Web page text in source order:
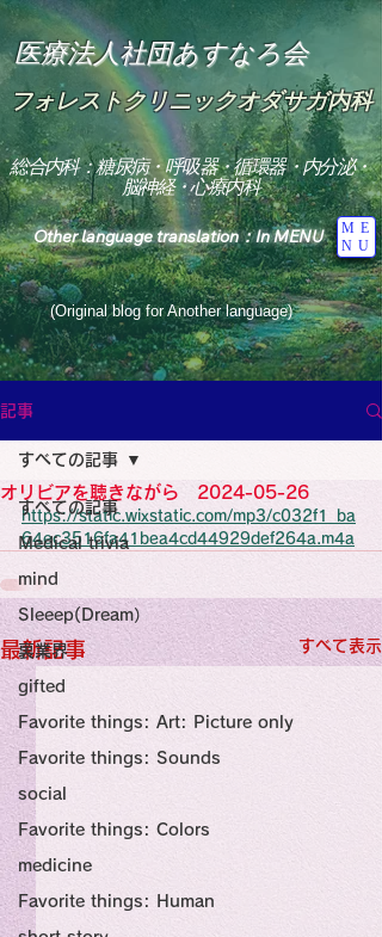
医療法人社団あすなろ会
フォレストクリニックオダサガ内科
Other language translation：In MENU
ME
NU
総合内科：糖尿病・呼吸器・循環器・内分泌・
脳神経・心療内科
(Original blog for Another language)
Heavens: Beyond the Universe: The World
the God of Light Resides"
尿病
経内科専門医
尿病
Wide Blog
性診療
Religion
記事
すべての記事
Medical trivia
mind
Sleeep(Dream）
裏業界
gifted
Favorite things: Art: Picture only
Favorite things: Sounds
social
Favorite things: Colors
medicine
Favorite things: Human
すべての記事
オリビアを聴きながら 2024-05-26
https://static.wixstatic.com/mp3/c032f1_ba
64ec3516fa41bea4cd44929def264a.m4a
最新記事 すべて表示